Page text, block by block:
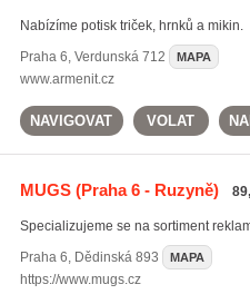
Nabízíme potisk triček, hrnků a mikin.
Praha 6, Verdunská 712 MAPA
www.armenit.cz
NAVIGOVAT VOLAT
MUGS(Praha 6 - Ruzyně)
Specializujeme se na sortiment
Praha 6, Dědinská 893 MAPA
https://www.mugs.cz